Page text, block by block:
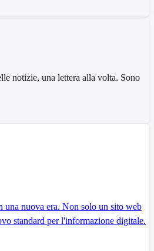
notizie, una lettera alla volta. Sono
una nuova era. Non solo un sito web
standard per l'informazione digitale.